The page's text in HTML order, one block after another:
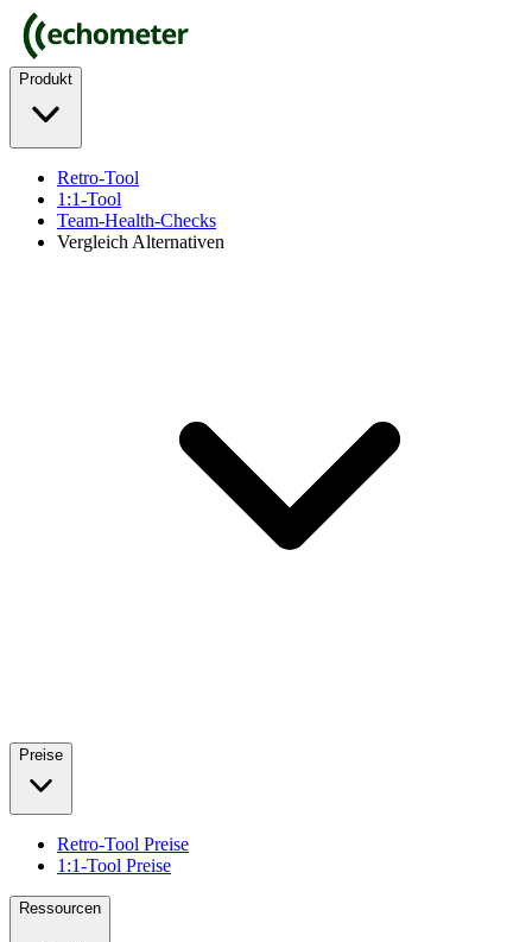
Produkt
Retro-Tool
1:1-Tool
Team-Health-Checks
Vergleich Alternativen
Preise
Retro-Tool Preise
1:1-Tool Preise
Ressourcen